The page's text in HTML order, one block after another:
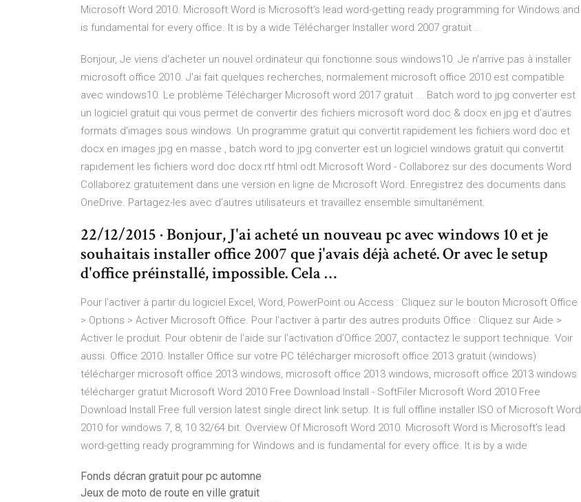
Microsoft Word 2010. Microsoft Word is Microsoft’s lead word-getting ready programming for Windows and
is fundamental for every office. It is by a wide Télécharger Installer word 2007 gratuit ...
Bonjour, Je viens d'acheter un nouvel ordinateur qui fonctionne sous windows10. Je n'arrive pas à installer
microsoft office 2010. J'ai fait quelques recherches, normalement microsoft office 2010 est compatible
avec windows10. Le problème Télécharger Microsoft word 2017 gratuit ... Batch word to jpg converter est
un logiciel gratuit qui vous permet de convertir des fichiers microsoft word doc & docx en jpg et d'autres
formats d'images sous windows. Un programme gratuit qui convertit rapidement les fichiers word doc et
docx en images jpg en masse , batch word to jpg converter est un logiciel windows gratuit qui convertit
rapidement les fichiers word doc docx rtf html odt Microsoft Word - Collaborez sur des documents Word
Collaborez gratuitement dans une version en ligne de Microsoft Word. Enregistrez des documents dans
OneDrive. Partagez-les avec d’autres utilisateurs et travaillez ensemble simultanément.
22/12/2015 · Bonjour, J'ai acheté un nouveau pc avec windows 10 et je
souhaitais installer office 2007 que j'avais déjà acheté. Or avec le setup
d'office préinstallé, impossible. Cela …
Pour l’activer à partir du logiciel Excel, Word, PowerPoint ou Access : Cliquez sur le bouton Microsoft Office
> Options > Activer Microsoft Office. Pour l’activer à partir des autres produits Office : Cliquez sur Aide >
Activer le produit. Pour obtenir de l’aide sur l’activation d’Office 2007, contactez le support technique. Voir
aussi. Office 2010. Installer Office sur votre PC télécharger microsoft office 2013 gratuit (windows)
télécharger microsoft office 2013 windows, microsoft office 2013 windows, microsoft office 2013 windows
télécharger gratuit Microsoft Word 2010 Free Download Install - SoftFiler Microsoft Word 2010 Free
Download Install Free full version latest single direct link setup. It is full offline installer ISO of Microsoft Word
2010 for windows 7, 8, 10 32/64 bit. Overview Of Microsoft Word 2010. Microsoft Word is Microsoft’s lead
word-getting ready programming for Windows and is fundamental for every office. It is by a wide
Fonds décran gratuit pour pc automne
Jeux de moto de route en ville gratuit